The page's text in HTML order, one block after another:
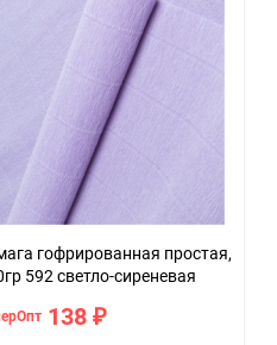
гофрированная простая,
592 светло-сиреневая
138 ₽